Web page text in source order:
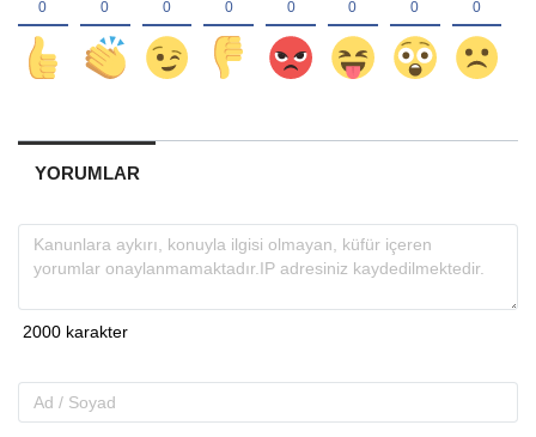
YORUMLAR